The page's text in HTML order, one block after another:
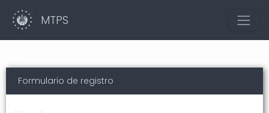
MTPS
Formulario de registro